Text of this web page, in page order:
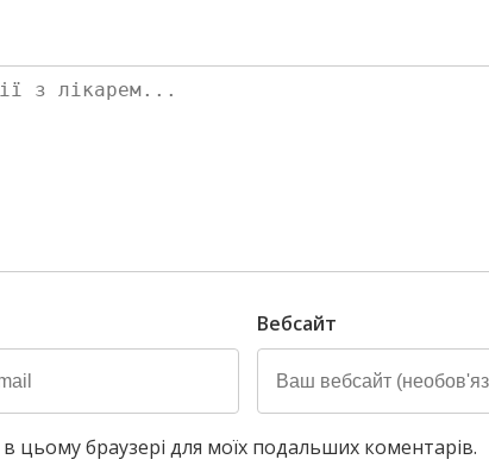
Вебсайт
цьому браузері для моїх подальших коментарів.